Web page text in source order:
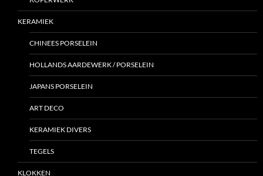
KERAMIEK
CHINEES PORSELEIN
HOLLANDS AARDEWERK / PORSELEIN
JAPANS PORSELEIN
ART DECO
KERAMIEK DIVERS
TEGELS
KLOKKEN